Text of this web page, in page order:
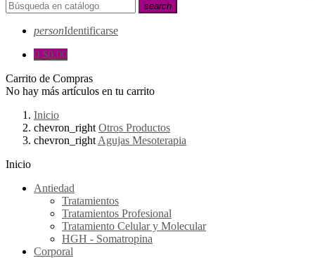
search
personIdentificarse
0 $0.00
Carrito de Compras
No hay más artículos en tu carrito
Inicio
chevron_right Otros Productos
chevron_right Agujas Mesoterapia
Inicio
Antiedad
Tratamientos
Tratamientos Profesional
Tratamiento Celular y Molecular
HGH - Somatropina
Corporal